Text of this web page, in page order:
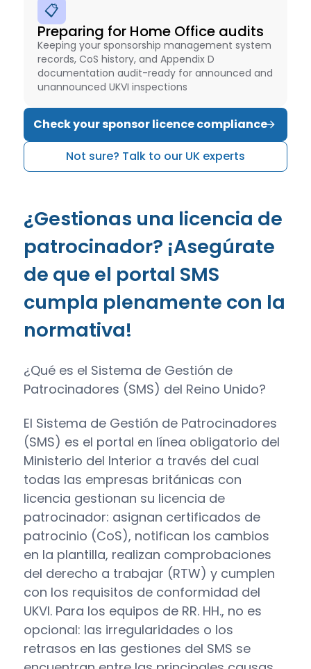
📋
Preparing for Home Office audits
Keeping your sponsorship management system
records, CoS history, and Appendix D
documentation audit-ready for announced and
unannounced UKVI inspections
Check your sponsor licence compliance
Not sure? Talk to our UK experts
¿Gestionas una licencia de
patrocinador? ¡Asegúrate
de que el portal SMS
cumpla plenamente con la
normativa!
¿Qué es el Sistema de Gestión de
Patrocinadores (SMS) del Reino Unido?
El Sistema de Gestión de Patrocinadores
(SMS) es el portal en línea obligatorio del
Ministerio del Interior a través del cual
todas las empresas británicas con
licencia gestionan su licencia de
patrocinador: asignan certificados de
patrocinio (CoS), notifican los cambios
en la plantilla, realizan comprobaciones
del derecho a trabajar (RTW) y cumplen
con los requisitos de conformidad del
UKVI. Para los equipos de RR. HH., no es
opcional: las irregularidades o los
retrasos en las gestiones del SMS se